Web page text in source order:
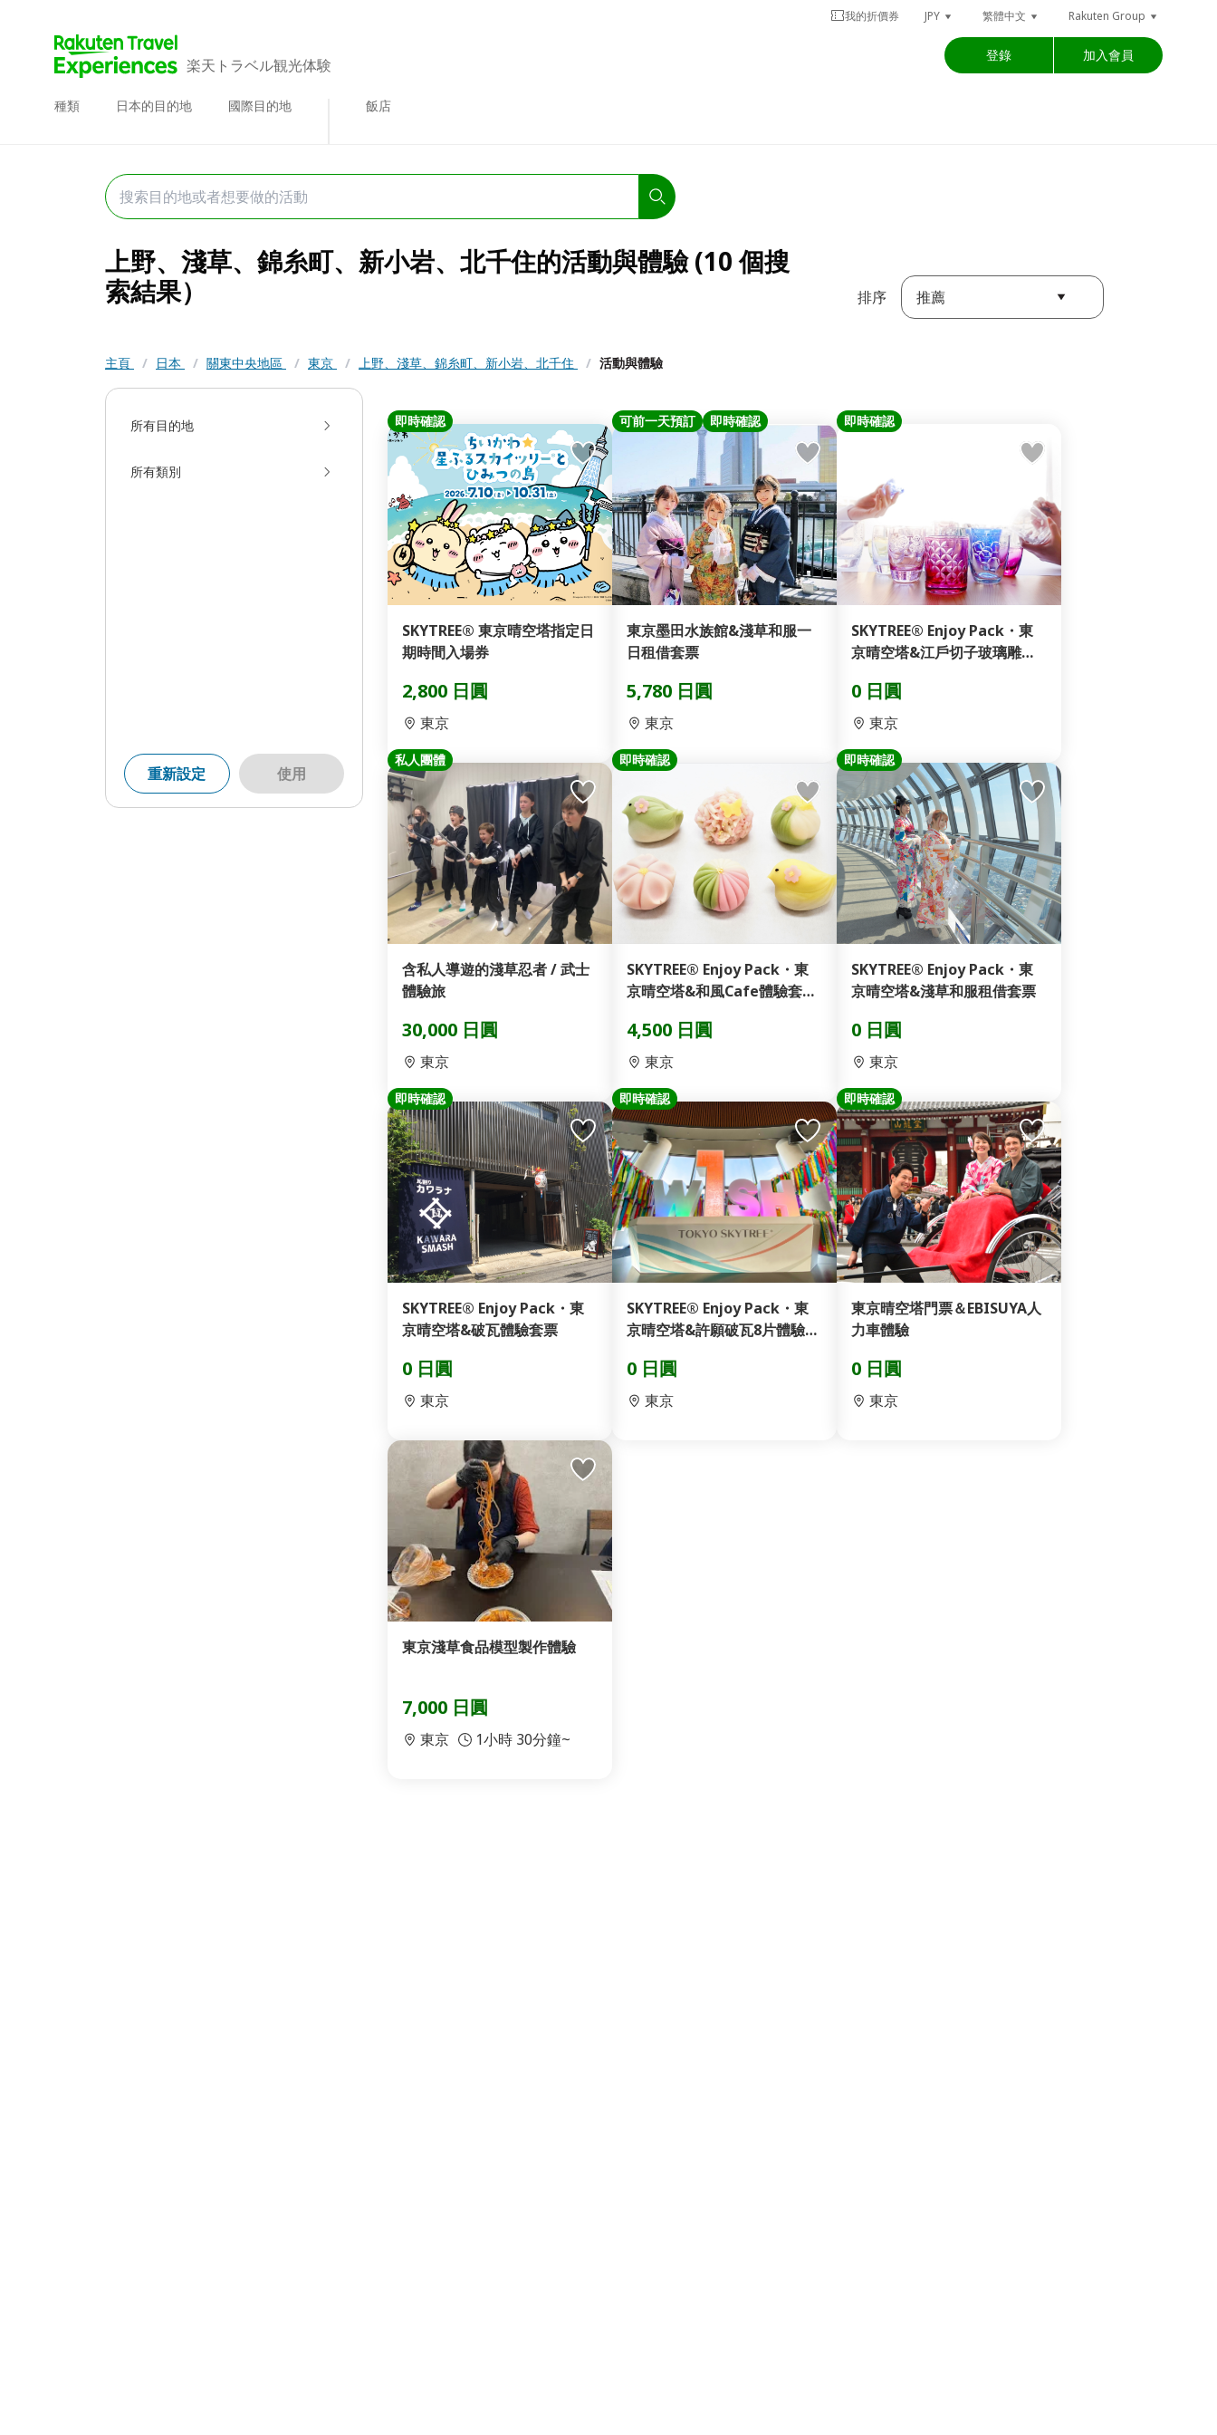
我的折價券 JPY 繁體中文 Rakuten Group
楽天トラベル観光体験
登錄 加入會員
種類 日本的目的地 國際目的地 飯店
上野、淺草、錦糸町、新小岩、北千住的活動與體驗 (10 個搜
索結果）
主頁 / 日本 / 關東中央地區 / 東京 / 上野、淺草、錦糸町、新小岩、北千住 / 活動與體驗
排序 推薦
所有目的地
所有類別
重新設定 使用
即時確認
SKYTREE® 東京晴空塔指定日
期時間入場券
2,800 日圓
東京
可前一天預訂 即時確認
東京墨田水族館&淺草和服一
日租借套票
5,780 日圓
東京
即時確認
SKYTREE® Enjoy Pack・東
京晴空塔&江戶切子玻璃雕刻
0 日圓
東京
私人團體
含私人導遊的淺草忍者 / 武士
體驗旅
30,000 日圓
東京
即時確認
SKYTREE® Enjoy Pack・東
京晴空塔&和風Cafe體驗套票
4,500 日圓
東京
即時確認
SKYTREE® Enjoy Pack・東
京晴空塔&淺草和服租借套票
0 日圓
東京
即時確認
SKYTREE® Enjoy Pack・東
京晴空塔&破瓦體驗套票
0 日圓
東京
即時確認
SKYTREE® Enjoy Pack・東
京晴空塔&許願破瓦8片體驗套
0 日圓
東京
即時確認
東京晴空塔門票＆EBISUYA人
力車體驗
0 日圓
東京
東京淺草食品模型製作體驗
7,000 日圓
東京 1小時 30分鐘~